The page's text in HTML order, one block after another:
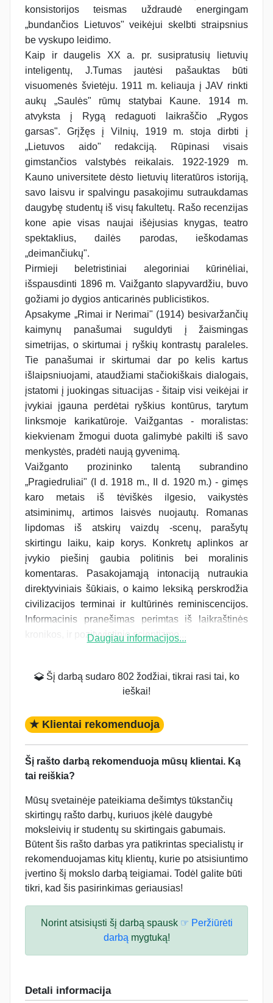
konsistorijos teismas uždraudė energingam
„bundančios Lietuvos" veikėjui skelbti straipsnius
be vyskupo leidimo.
Kaip ir daugelis XX a. pr. susipratusių lietuvių
inteligentų, J.Tumas jautėsi pašauktas būti
visuomenės švietėju. 1911 m. keliauja į JAV rinkti
aukų „Saulės" rūmų statybai Kaune. 1914 m.
atvyksta į Rygą redaguoti laikraščio „Rygos
garsas". Grįžęs į Vilnių, 1919 m. stoja dirbti į
„Lietuvos aido" redakciją. Rūpinasi visais
gimstančios valstybės reikalais. 1922-1929 m.
Kauno universitete dėsto lietuvių literatūros istoriją,
savo laisvu ir spalvingu pasakojimu sutraukdamas
daugybę studentų iš visų fakultetų. Rašo recenzijas
kone apie visas naujai išėjusias knygas, teatro
spektaklius, dailės parodas, ieškodamas
„deimančiukų".
Pirmieji beletristiniai alegoriniai kūrinėliai,
išspausdinti 1896 m. Vaižganto slapyvardžiu, buvo
gožiami jo dygios anticarinės publicistikos.
Apsakyme „Rimai ir Nerimai" (1914) besivaržančių
kaimynų panašumai suguldyti į žaismingas
simetrijas, o skirtumai į ryškių kontrastų paraleles.
Tie panašumai ir skirtumai dar po kelis kartus
išlaipsniuojami, ataudžiami stačiokiškais dialogais,
įstatomi į juokingas situacijas - šitaip visi veikėjai ir
įvykiai įgauna perdėtai ryškius kontūrus, tarytum
linksmoje karikatūroje. Vaižgantas - moralistas:
kiekvienam žmogui duota galimybė pakilti iš savo
menkystės, pradėti naują gyvenimą.
Vaižganto prozininko talentą subrandino
„Pragiedruliai" (I d. 1918 m., II d. 1920 m.) - gimęs
karo metais iš tėviškės ilgesio, vaikystės
atsiminimų, artimos laisvės nuojautų. Romanas
lipdomas iš atskirų vaizdų -scenų, parašytų
skirtingu laiku, kaip korys. Konkretų aplinkos ar
įvykio piešinį gaubia politinis bei moralinis
komentaras. Pasakojamąją intonaciją nutraukia
direktyviniais šūkiais, o kaimo leksiką perskrodžia
civilizacijos terminai ir kultūrinės reminiscencijos.
Informacinis pranešimas perimtas iš laikraštinės
kronikos, ir pozityvistinio scientizmo...
Daugiau informacijos...
Šį darbą sudaro 802 žodžiai, tikrai rasi tai, ko
ieškai!
★ Klientai rekomenduoja
Šį rašto darbą rekomenduoja mūsų klientai. Ką
tai reiškia?
Mūsų svetainėje pateikiama dešimtys tūkstančių
skirtingų rašto darbų, kuriuos įkėlė daugybė
moksleivių ir studentų su skirtingais gabumais.
Būtent šis rašto darbas yra patikrintas specialistų ir
rekomenduojamas kitų klientų, kurie po atsisiuntimo
įvertino šį mokslo darbą teigiamai. Todėl galite būti
tikri, kad šis pasirinkimas geriausias!
Norint atsisiųsti šį darbą spausk ☞ Peržiūrėti
darbąmygtuką!
Detali informacija